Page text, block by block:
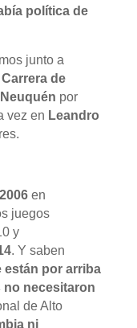
política de
junto a
Carrera de
Neuquén por
vez en Leandro
en
juegos
y
. Y saben
están por arriba
no necesitaron
de Alto
ni